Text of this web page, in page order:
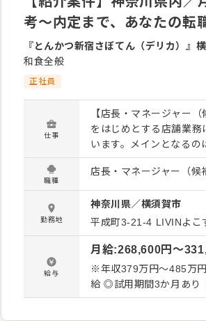
考～内定まで、あなたの転
『とんかつ新宿さぼてん（デリカ）』
和食全般
正社員
仕事
【店長・マネージャー
をはじめとする店舗業
います。メインとなるの
くことです。 全体のオ
を積極的に発信してください。 【具体的には…】 ・ホール、キッチンの
理、電話対応 ・接客、
ト、シフト管理 など 入社後はスキルに合わせた業務からお任せしますので、徐々に仕事の幅
を広げていきましょう。
トできる環境です。 ゆ
職種
店長・マネージャー（候
勤務地
神奈川県／横須賀市
平成町3-21-4 LIVINよこ
給与
月給:268,600円〜
※年収379万円～485万
給 ◎試用期間3か月あり